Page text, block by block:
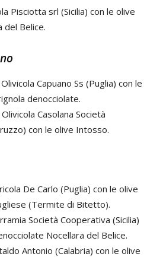
Pisciotta srl (Sicilia) con le olive
del Belice.
Olivicola Capuano Ss (Puglia) con le
denocciolate.
Olivicola Casolana Società
con le olive Intosso.
De Carlo (Puglia) con le olive
(Termite di Bitetto).
Società Cooperativa (Sicilia)
Nocellara del Belice.
Antonio (Calabria) con le olive